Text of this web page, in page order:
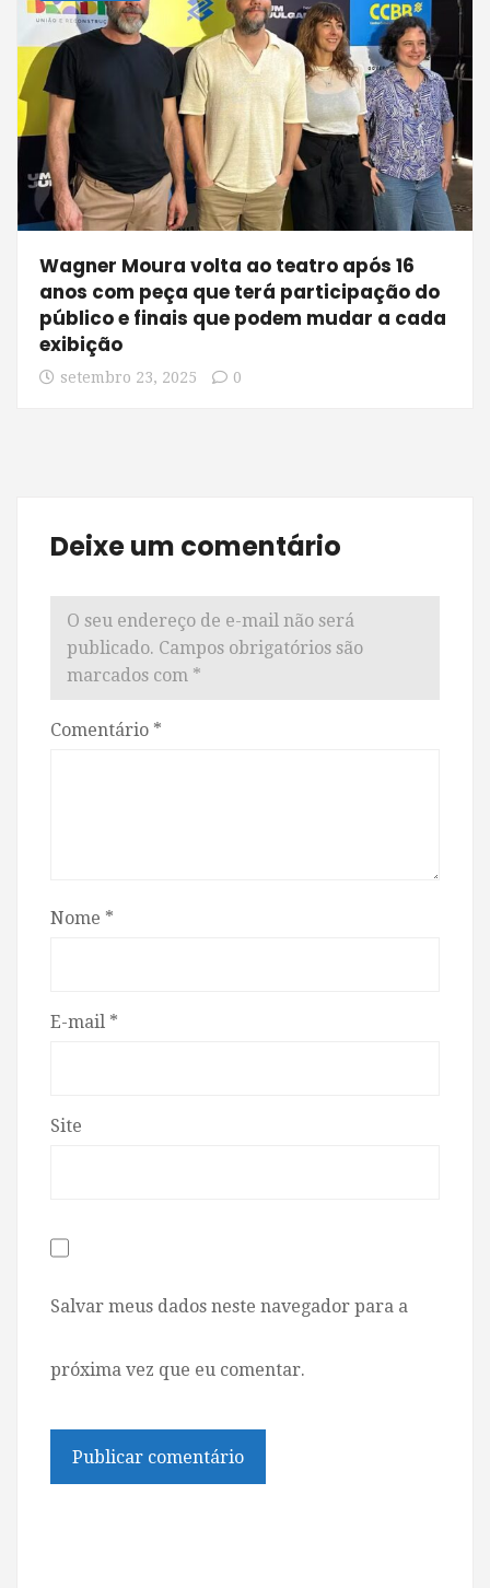
Wagner Moura volta ao teatro após 16
anos com peça que terá participação do
público e finais que podem mudar a cada
exibição
setembro 23, 2025 0
Deixe um comentário
O seu endereço de e-mail não será
publicado. Campos obrigatórios são
marcados com *
Comentário *
Nome *
E-mail *
Site
Salvar meus dados neste navegador para a
próxima vez que eu comentar.